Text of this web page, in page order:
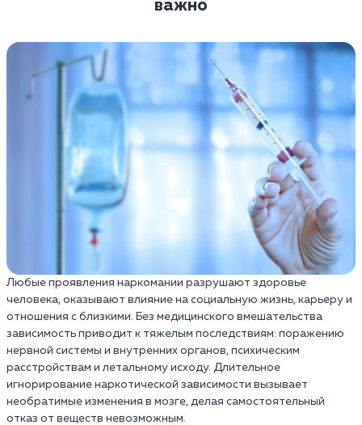
важно
Любые проявления наркомании разрушают здоровье
человека, оказывают влияние на социальную жизнь, карьеру и
отношения с близкими. Без медицинского вмешательства
зависимость приводит к тяжелым последствиям: поражению
нервной системы и внутренних органов, психическим
расстройствам и летальному исходу. Длительное
игнорирование наркотической зависимости вызывает
необратимые изменения в мозге, делая самостоятельный
отказ от веществ невозможным.